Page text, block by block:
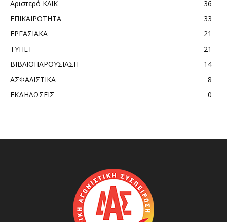
Αριστερό ΚΛΙΚ
36
ΕΠΙΚΑΙΡΟΤΗΤΑ
33
ΕΡΓΑΣΙΑΚΑ
21
ΤΥΠΕΤ
21
ΒΙΒΛΙΟΠΑΡΟΥΣΙΑΣΗ
14
ΑΣΦΑΛΙΣΤΙΚΑ
8
ΕΚΔΗΛΩΣΕΙΣ
0